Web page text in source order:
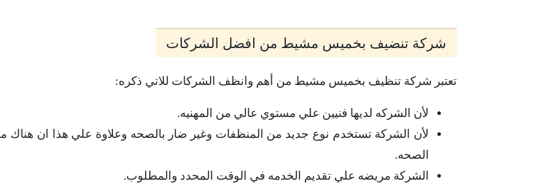
شركة تنضيف بخميس مشيط من افضل الشركات
تعتبر شركة تنظيف بخميس مشيط من أهم وانظف الشركات للاتي ذكره:
لأن الشركه لديها فنيين علي مستوي عالي من المهنيه.
لأن الشركة تستخدم نوع جديد من المنظفات وغير ضار بالصحه وعلاوة علي هذا ان هناك
الصحه.
الشركة مريضه علي تقديم الخدمه في الوقت المحدد والمطلوب.